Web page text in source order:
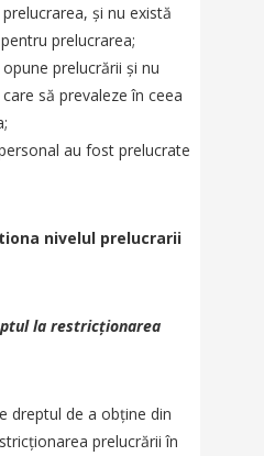
și nu există
prelucrarea;
prelucrării și nu
să prevaleze în ceea
au fost prelucrate
nivelul prelucrarii
la restricționarea
dreptul de a obține din
prelucrării în